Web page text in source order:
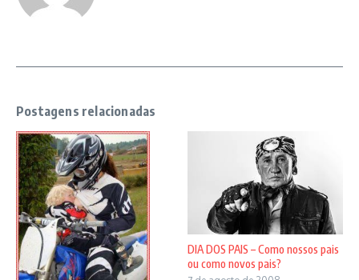
Postagens relacionadas
DIA DOS PAIS – Como nossos pais
ou como novos pais?